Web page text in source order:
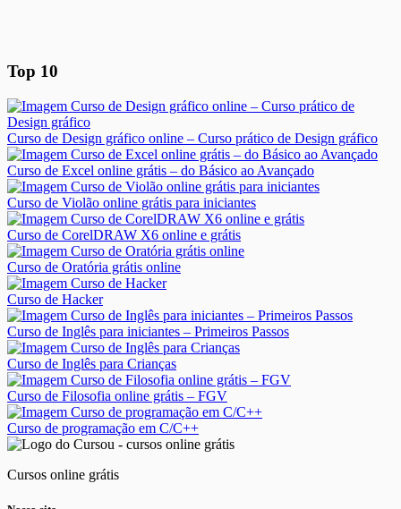
Top 10
Curso de Design gráfico online – Curso prático de Design gráfico
Curso de Excel online grátis – do Básico ao Avançado
Curso de Violão online grátis para iniciantes
Curso de CorelDRAW X6 online e grátis
Curso de Oratória grátis online
Curso de Hacker
Curso de Inglês para iniciantes – Primeiros Passos
Curso de Inglês para Crianças
Curso de Filosofia online grátis – FGV
Curso de programação em C/C++
Cursos online grátis